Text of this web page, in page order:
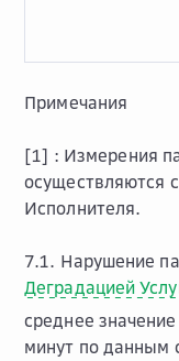
Примечания
[1] : Измерения
осуществляются
Исполнителя.
7.1. Нарушение
Деградацией
среднее
минут по данным